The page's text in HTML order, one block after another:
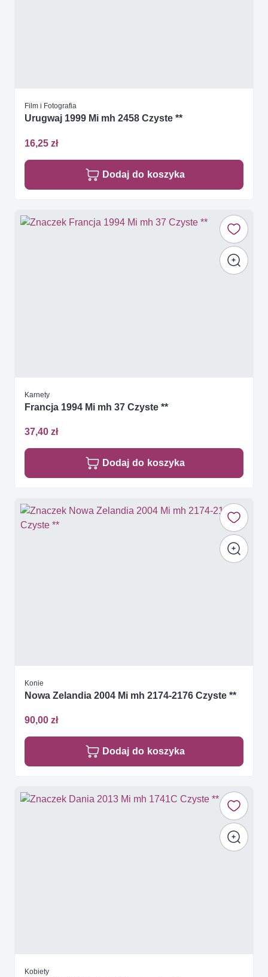
Film i Fotografia
Urugwaj 1999 Mi mh 2458 Czyste **
16,25 zł
Dodaj do koszyka
Karnety
Francja 1994 Mi mh 37 Czyste **
37,40 zł
Dodaj do koszyka
Konie
Nowa Zelandia 2004 Mi mh 2174-2176 Czyste **
90,00 zł
Dodaj do koszyka
Kobiety